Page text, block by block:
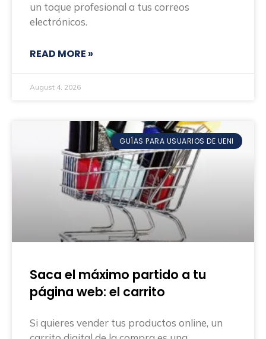
un toque profesional a tus correos
electrónicos.
READ MORE »
August 4, 2026
GUÍAS PARA USUARIOS DE UENI
Saca el máximo partido a tu
página web: el carrito
Si quieres vender tus productos online, un